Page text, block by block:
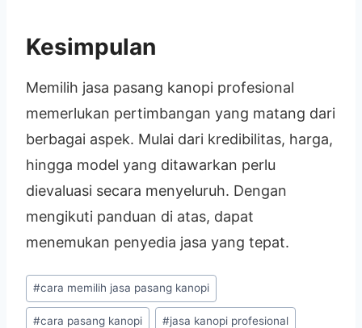
Kesimpulan
Memilih jasa pasang kanopi profesional
memerlukan pertimbangan yang matang dari
berbagai aspek. Mulai dari kredibilitas, harga,
hingga model yang ditawarkan perlu
dievaluasi secara menyeluruh. Dengan
mengikuti panduan di atas, dapat
menemukan penyedia jasa yang tepat.
#cara memilih jasa pasang kanopi
#cara pasang kanopi #jasa kanopi profesional